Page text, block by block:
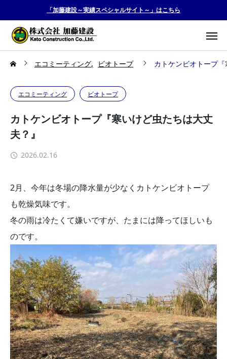
「加藤建設～実績スペシャルサイト～」はこちら
エコミーティング ビオトープ カトケンビオトープ
エコミーティング ビオトープ
カトケンビオトープ『寒いけど虫たちは大丈
夫？』
2026.02.16
2月、今年は冬場の降水量が少なくカトケンビオトープ
も乾燥気味です。
冬の雨は冷たくて嫌いですが、たまには降ってほしいも
のです。